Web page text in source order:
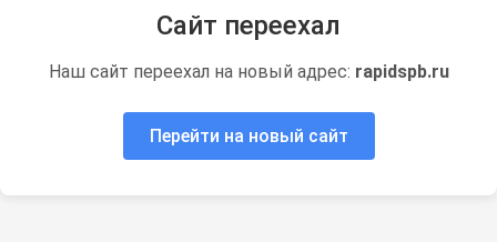
Сайт переехал
Наш сайт переехал на новый адрес: rapidspb.ru
Перейти на новый сайт